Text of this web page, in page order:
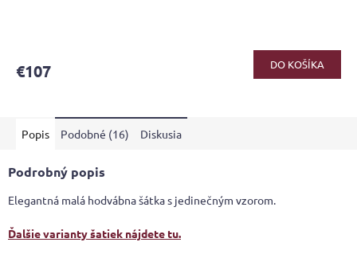
€107 DO KOŠÍKA
Popis Podobné (16) Diskusia
Podrobný popis
Elegantná malá hodvábna šátka s jedinečným vzorom.
Ďalšie varianty šatiek nájdete tu.